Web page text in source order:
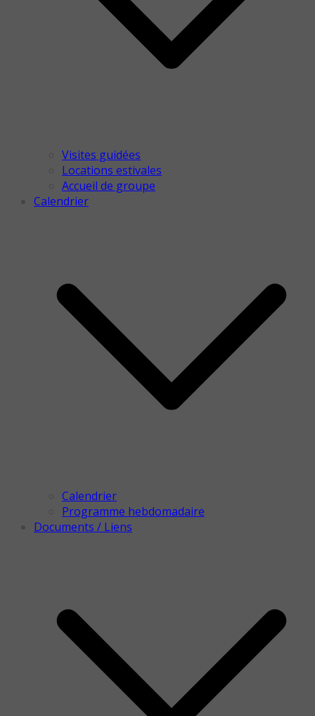
Visites guidées
Locations estivales
Accueil de groupe
Calendrier
Calendrier
Programme hebdomadaire
Documents / Liens